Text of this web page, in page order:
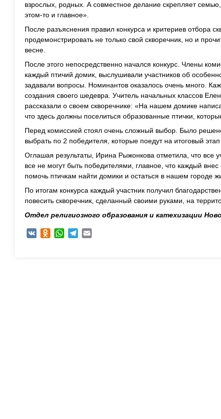
взрослых, родных. А совместное делание скрепляет
этом-то и главное».
После разъяснения правил конкурса и критериев отбора
продемонстрировать не только свой скворечник, но и
весне.
После этого непосредственно начался конкурс. Члены
каждый птичий домик, выслушивали участников об
задавали вопросы. Номинантов оказалось очень много.
создания своего шедевра. Учитель начальных классов
рассказали о своем скворечнике: «На нашем домике
что здесь должны поселиться образованные птички,
Перед комиссией стоял очень сложный выбор. Было
выбрать по 2 победителя, которые поедут на итоговый этап
Оглашая результаты, Ирина Рыжонкова отметила, что все
все не могут быть победителями, главное, что каждый
помочь птичкам найти домики и остаться в нашем городе
По итогам конкурса каждый участник получил
повесить скворечник, сделанный своими руками, на
Отдел религиозного образования и катехизации
VK Odnoklassniki
WhatsAppTelegram